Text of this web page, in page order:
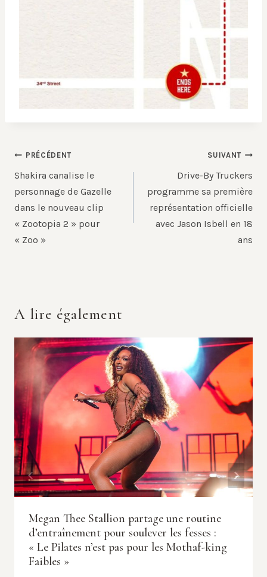
Navigation
de
l’article
PRÉCÉDENT
Shakira canalise le
personnage de Gazelle
dans le nouveau clip
« Zootopia 2 » pour
« Zoo »
SUIVANT
Drive-By Truckers
programme sa première
représentation officielle
avec Jason Isbell en 18
ans
A lire également
Megan Thee Stallion partage une routine
d’entraînement pour soulever les fesses :
« Le Pilates n’est pas pour les Mothaf-king
Faibles »